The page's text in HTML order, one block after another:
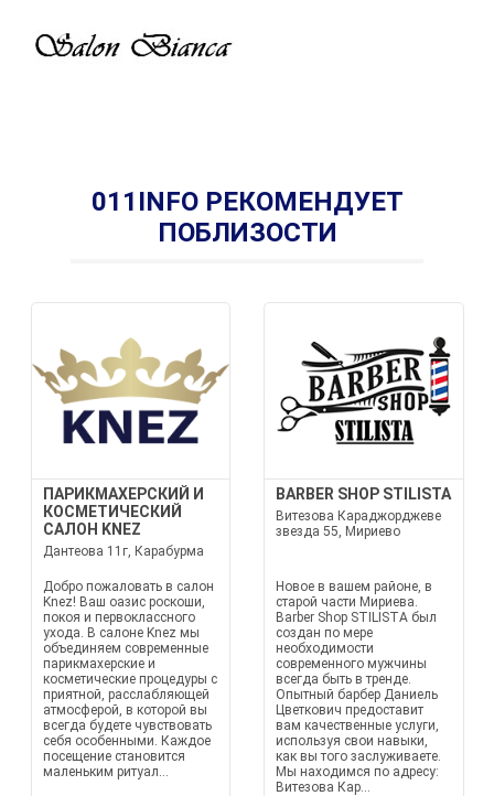
011INFO РЕКОМЕНДУЕТ
ПОБЛИЗОСТИ
ПАРИКМАХЕРСКИЙ И
КОСМЕТИЧЕСКИЙ
САЛОН KNEZ
Дантеова 11г, Карабурма
Добро пожаловать в салон
Knez! Ваш оазис роскоши,
покоя и первоклассного
ухода. В салоне Knez мы
объединяем современные
парикмахерские и
косметические процедуры с
приятной, расслабляющей
атмосферой, в которой вы
всегда будете чувствовать
себя особенными. Каждое
посещение становится
маленьким ритуал...
BARBER SHOP STILISTA
Витезова Караджорджеве
звезда 55, Мириево
Новое в вашем районе, в
старой части Мириева.
Barber Shop STILISTA был
создан по мере
необходимости
современного мужчины
всегда быть в тренде.
Опытный барбер Даниель
Цветкович предоставит
вам качественные услуги,
используя свои навыки,
как вы того заслуживаете.
Мы находимся по адресу:
Витезова Кар...